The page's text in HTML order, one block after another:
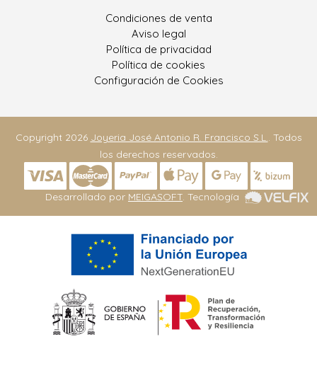
Condiciones de venta
Aviso legal
Política de privacidad
Política de cookies
Configuración de Cookies
Copyright 2026 Joyeria José Antonio R. Francisco S.L.. Todos
los derechos reservados.
Desarrollado por MEIGASOFT . Tecnología